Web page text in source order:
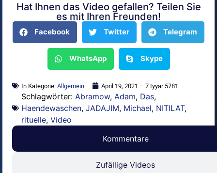
Alternative:
Hat Ihnen das Video gefallen? Teilen Sie
es mit Ihren Freunden!
Facebook Twitter Telegram
WhatsApp Skype
In Kategorie: Allgemein April 19, 2021 – 7 Iyyar 5781
Schlagwörter: Abramow, Adam, Das,
Haendewaschen, JADAJIM, Michael, NITILAT,
rituelle, Video
Kommentare
Zufällige Videos